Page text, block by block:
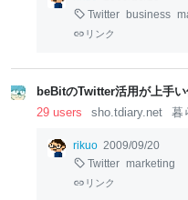
Twitter business
リンク
beBitのTwitter活用が上手
29 users
sho.tdiary.net 暮
rikuo 2009/09/20
Twitter marketing
リンク